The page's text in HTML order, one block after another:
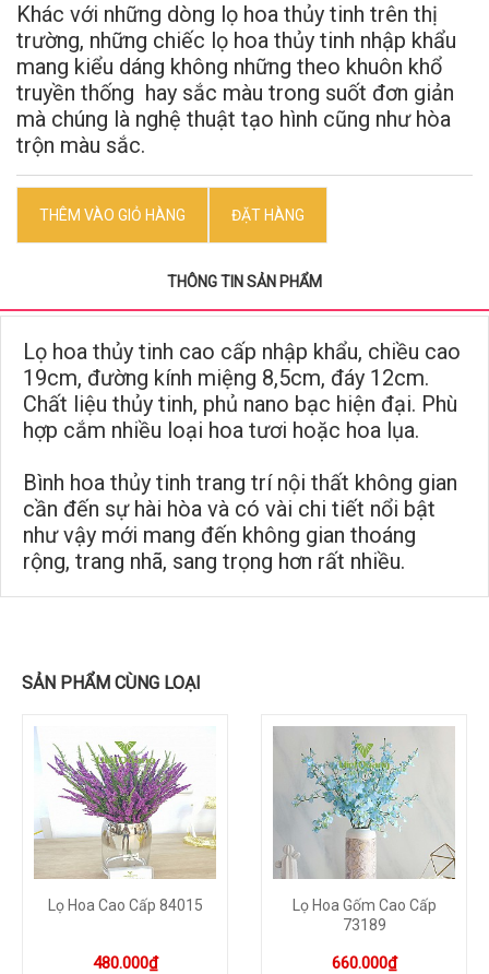
Khác với những dòng lọ hoa thủy tinh trên thị
trường, những chiếc lọ hoa thủy tinh nhập khẩu
mang kiểu dáng không những theo khuôn khổ
truyền thống hay sắc màu trong suốt đơn giản
mà chúng là nghệ thuật tạo hình cũng như hòa
trộn màu sắc.
THÊM VÀO GIỎ HÀNG ĐẶT HÀNG
THÔNG TIN SẢN PHẨM
Lọ hoa thủy tinh cao cấp nhập khẩu, chiều cao
19cm, đường kính miệng 8,5cm, đáy 12cm.
Chất liệu thủy tinh, phủ nano bạc hiện đại. Phù
hợp cắm nhiều loại hoa tươi hoặc hoa lụa.
Bình hoa thủy tinh trang trí nội thất không gian
cần đến sự hài hòa và có vài chi tiết nổi bật
như vậy mới mang đến không gian thoáng
rộng, trang nhã, sang trọng hơn rất nhiều.
SẢN PHẨM CÙNG LOẠI
Lọ Hoa Cao Cấp 84015
480.000₫
Lọ Hoa Gốm Cao Cấp
73189
660.000₫